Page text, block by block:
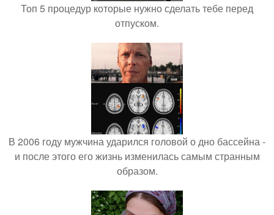
Топ 5 процедур которые нужно сделать тебе перед
отпуском.
В 2006 году мужчина ударился головой о дно бассейна -
и после этого его жизнь изменилась самым странным
образом.